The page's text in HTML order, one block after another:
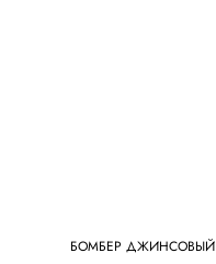
БОМБЕР ДЖИНСОВЫЙ